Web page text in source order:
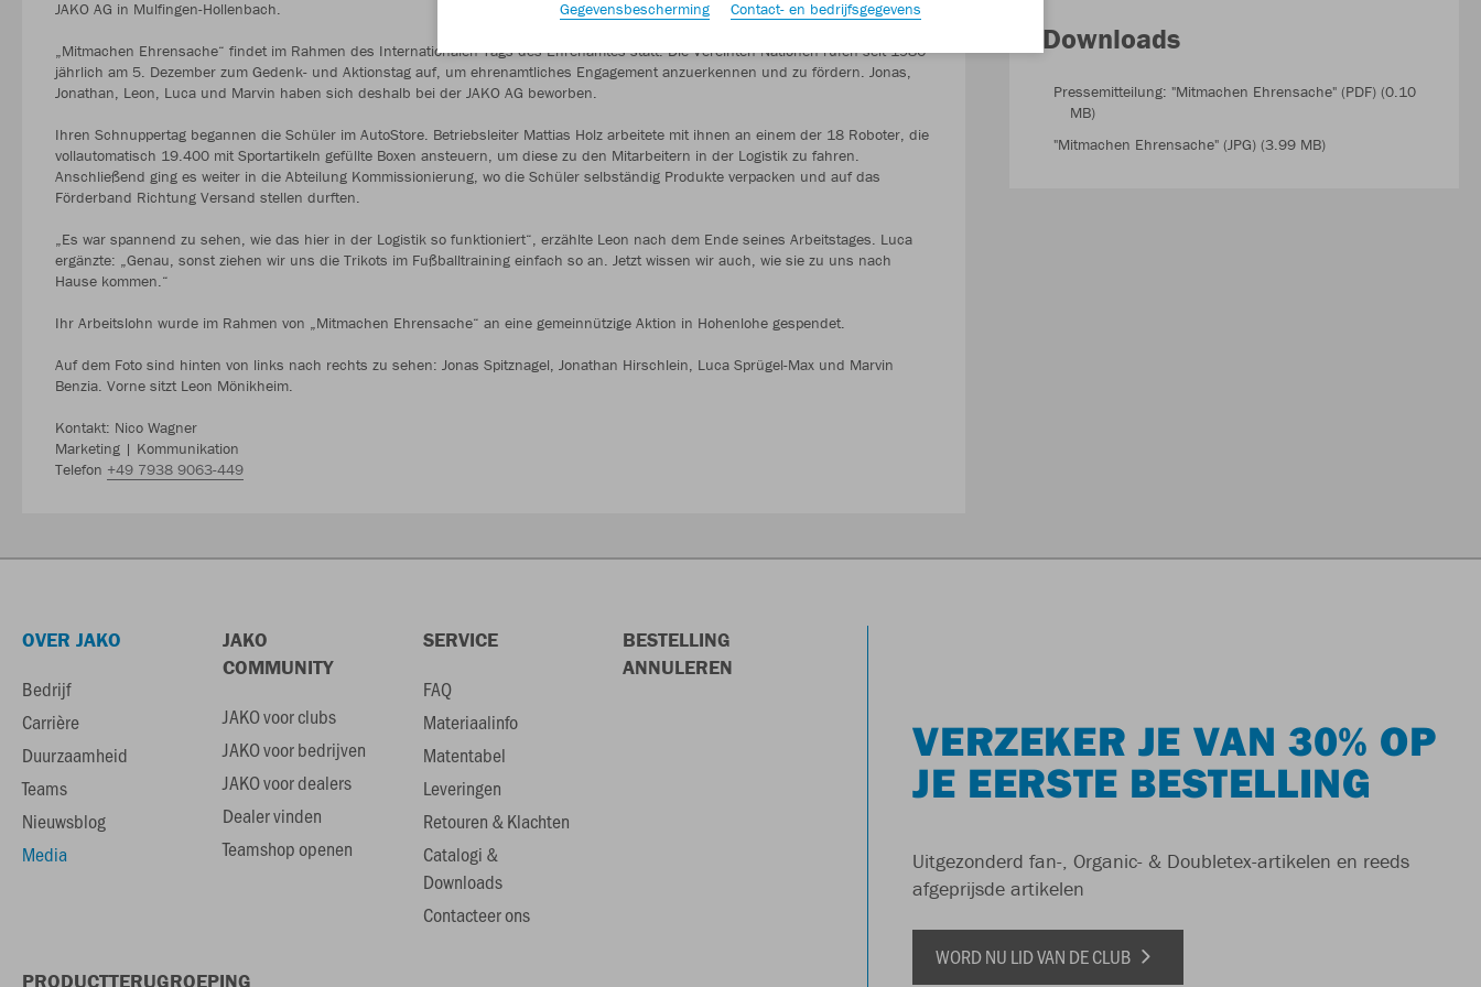
JAKO AG in Mulfingen-Hollenbach.
„Mitmachen Ehrensache“ findet im Rahmen des Internationalen Tags des Ehrenamtes statt. Die Vereinten Nationen rufen seit 1986
jährlich am 5. Dezember zum Gedenk- und Aktionstag auf, um ehrenamtliches Engagement anzuerkennen und zu fördern. Jonas,
Jonathan, Leon, Luca und Marvin haben sich deshalb bei der JAKO AG beworben.
Ihren Schnuppertag begannen die Schüler im AutoStore. Betriebsleiter Mattias Holz arbeitete mit ihnen an einem der 18 Roboter, die
vollautomatisch 19.400 mit Sportartikeln gefüllte Boxen ansteuern, um diese zu den Mitarbeitern in der Logistik zu fahren.
Anschließend ging es weiter in die Abteilung Kommissionierung, wo die Schüler selbständig Produkte verpacken und auf das
Förderband Richtung Versand stellen durften.
„Es war spannend zu sehen, wie das hier in der Logistik so funktioniert“, erzählte Leon nach dem Ende seines Arbeitstages. Luca
ergänzte: „Genau, sonst ziehen wir uns die Trikots im Fußballtraining einfach so an. Jetzt wissen wir auch, wie sie zu uns nach
Hause kommen.“
Ihr Arbeitslohn wurde im Rahmen von „Mitmachen Ehrensache“ an eine gemeinnützige Aktion in Hohenlohe gespendet.
Auf dem Foto sind hinten von links nach rechts zu sehen: Jonas Spitznagel, Jonathan Hirschlein, Luca Sprügel-Max und Marvin
Benzia. Vorne sitzt Leon Mönikheim.
Kontakt: Nico Wagner
Marketing | Kommunikation
Telefon +49 7938 9063-449
Downloads
Pressemitteilung: "Mitmachen Ehrensache" (PDF) (0.10
MB)
"Mitmachen Ehrensache" (JPG) (3.99 MB)
OVER JAKO
Bedrijf
Carrière
Duurzaamheid
Teams
Nieuwsblog
Media
JAKO
COMMUNITY
JAKO voor clubs
JAKO voor bedrijven
JAKO voor dealers
Dealer vinden
Teamshop openen
SERVICE
FAQ
Materiaalinfo
Matentabel
Leveringen
Retouren & Klachten
Catalogi &
Downloads
Contacteer ons
BESTELLING
ANNULEREN
PRODUCTTERUGROEPING
VERZEKER JE VAN 30% OP
JE EERSTE BESTELLING
Uitgezonderd fan-, Organic- & Doubletex-artikelen en reeds
afgeprijsde artikelen
WORD NU LID VAN DE CLUB
Gegevensbescherming Contact- en bedrijfsgegevens